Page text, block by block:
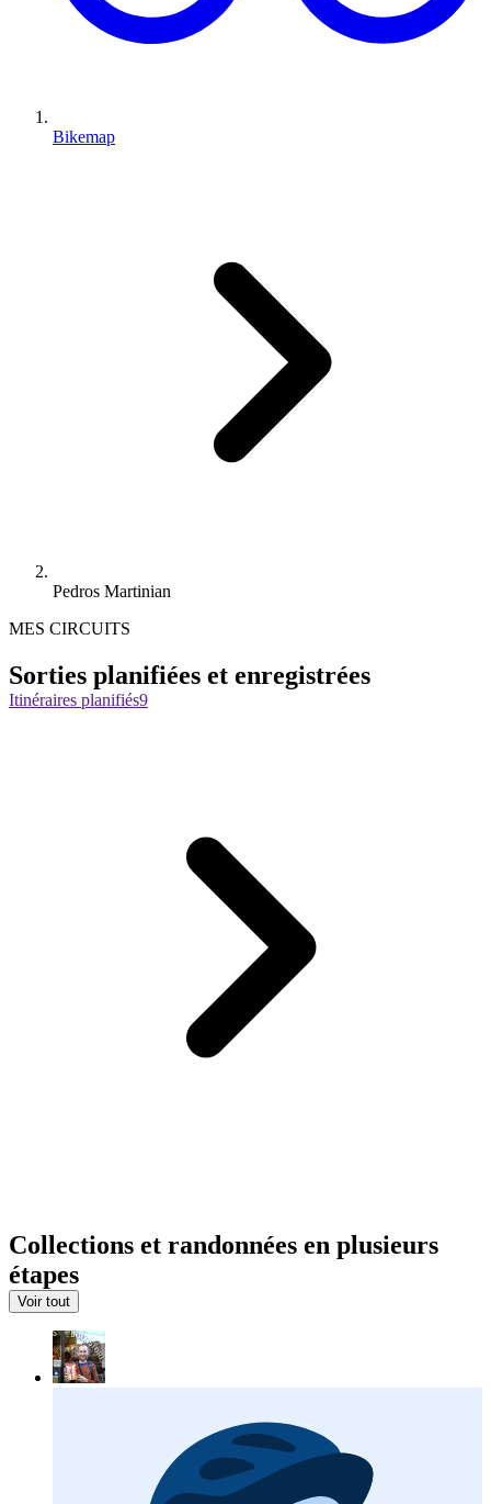
Bikemap
Pedros Martinian
MES CIRCUITS
Sorties planifiées et enregistrées
Itinéraires planifiés9
Collections et randonnées en plusieurs
étapes
Voir tout